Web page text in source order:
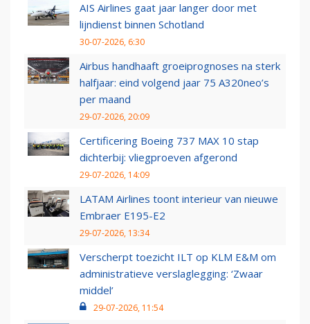
AIS Airlines gaat jaar langer door met
lijndienst binnen Schotland
30-07-2026, 6:30
Airbus handhaaft groeiprognoses na sterk
halfjaar: eind volgend jaar 75 A320neo’s
per maand
29-07-2026, 20:09
Certificering Boeing 737 MAX 10 stap
dichterbij: vliegproeven afgerond
29-07-2026, 14:09
LATAM Airlines toont interieur van nieuwe
Embraer E195-E2
29-07-2026, 13:34
Verscherpt toezicht ILT op KLM E&M om
administratieve verslaglegging: ‘Zwaar
middel’
29-07-2026, 11:54